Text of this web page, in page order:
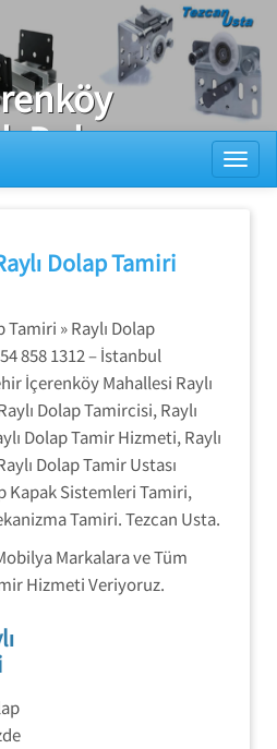
Dolap
Dolap Tamiri
Tamiri » Raylı Dolap
858 1312 – İstanbul
İçerenköy Mahallesi Raylı
Dolap Tamircisi, Raylı
Dolap Tamir Hizmeti, Raylı
Dolap Tamir Ustası
Kapak Sistemleri Tamiri,
Tamiri. Tezcan Usta.
Markalara ve Tüm
Hizmeti Veriyoruz.